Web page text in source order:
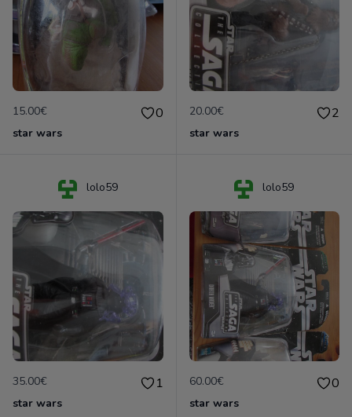
15.00€ 0
star wars
20.00€ 2
star wars
lolo59
35.00€ 1
star wars
lolo59
60.00€ 0
star wars